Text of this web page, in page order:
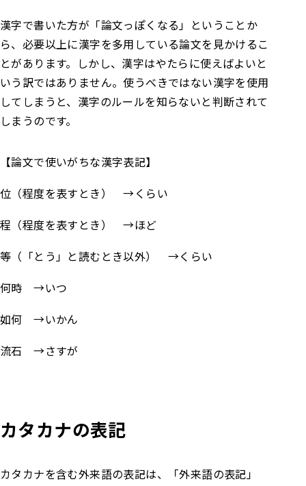
漢字で書いた方が「論文っぽくなる」ということか
ら、必要以上に漢字を多用している論文を見かけるこ
とがあります。しかし、漢字はやたらに使えばよいと
いう訳ではありません。使うべきではない漢字を使用
してしまうと、漢字のルールを知らないと判断されて
しまうのです。
【論文で使いがちな漢字表記】
位（程度を表すとき） →くらい
程（程度を表すとき） →ほど
等（「とう」と読むとき以外） →くらい
何時 →いつ
如何 →いかん
流石 →さすが
カタカナの表記
カタカナを含む外来語の表記は、「外来語の表記」